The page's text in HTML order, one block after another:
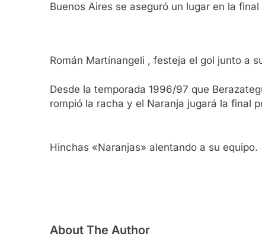
Buenos Aires se aseguró un lugar en la
Román Martínangeli , festeja el gol junto a
Desde la temporada 1996/97 que
rompió la racha y el Naranja jugará la final
Hinchas «Naranjas» alentando a su equipo.
About The Author